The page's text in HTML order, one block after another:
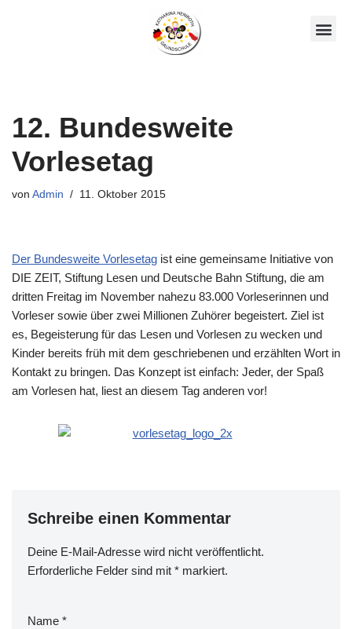
12. Bundesweite
Vorlesetag
von Admin 11. Oktober 2015
Der Bundesweite Vorlesetag ist eine gemeinsame Initiative von
DIE ZEIT, Stiftung Lesen und Deutsche Bahn Stiftung, die am
dritten Freitag im November nahezu 83.000 Vorleserinnen und
Vorleser sowie über zwei Millionen Zuhörer begeistert. Ziel ist
es, Begeisterung für das Lesen und Vorlesen zu wecken und
Kinder bereits früh mit dem geschriebenen und erzählten Wort in
Kontakt zu bringen. Das Konzept ist einfach: Jeder, der Spaß
am Vorlesen hat, liest an diesem Tag anderen vor!
Schreibe einen Kommentar
Deine E-Mail-Adresse wird nicht veröffentlicht.
Erforderliche Felder sind mit * markiert.
Name *